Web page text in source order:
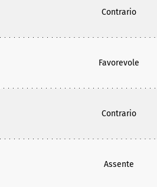
Contrario
Favorevole
Contrario
Assente